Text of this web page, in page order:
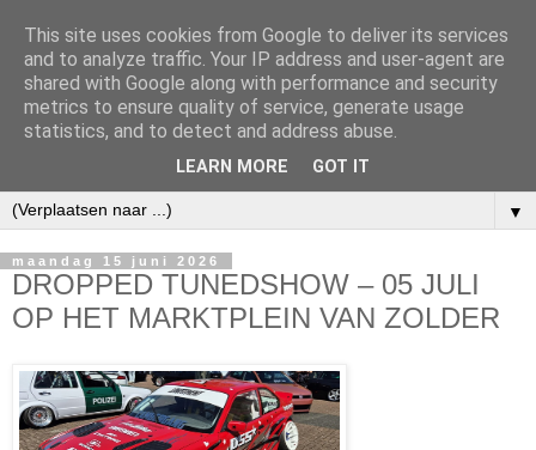
▼
maandag 15 juni 2026
DROPPED TUNEDSHOW – 05 JULI
OP HET MARKTPLEIN VAN ZOLDER
This site uses cookies from Google to deliver its services
and to analyze traffic. Your IP address and user-agent are
shared with Google along with performance and security
metrics to ensure quality of service, generate usage
statistics, and to detect and address abuse.
LEARN MORE GOT IT